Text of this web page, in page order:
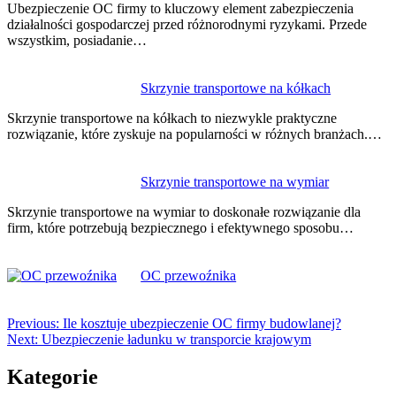
Ubezpieczenie OC firmy to kluczowy element zabezpieczenia
działalności gospodarczej przed różnorodnymi ryzykami. Przede
wszystkim, posiadanie…
Skrzynie transportowe na kółkach
Skrzynie transportowe na kółkach to niezwykle praktyczne
rozwiązanie, które zyskuje na popularności w różnych branżach.…
Skrzynie transportowe na wymiar
Skrzynie transportowe na wymiar to doskonałe rozwiązanie dla
firm, które potrzebują bezpiecznego i efektywnego sposobu…
OC przewoźnika
Previous: Ile kosztuje ubezpieczenie OC firmy budowlanej?
Next: Ubezpieczenie ładunku w transporcie krajowym
Kategorie